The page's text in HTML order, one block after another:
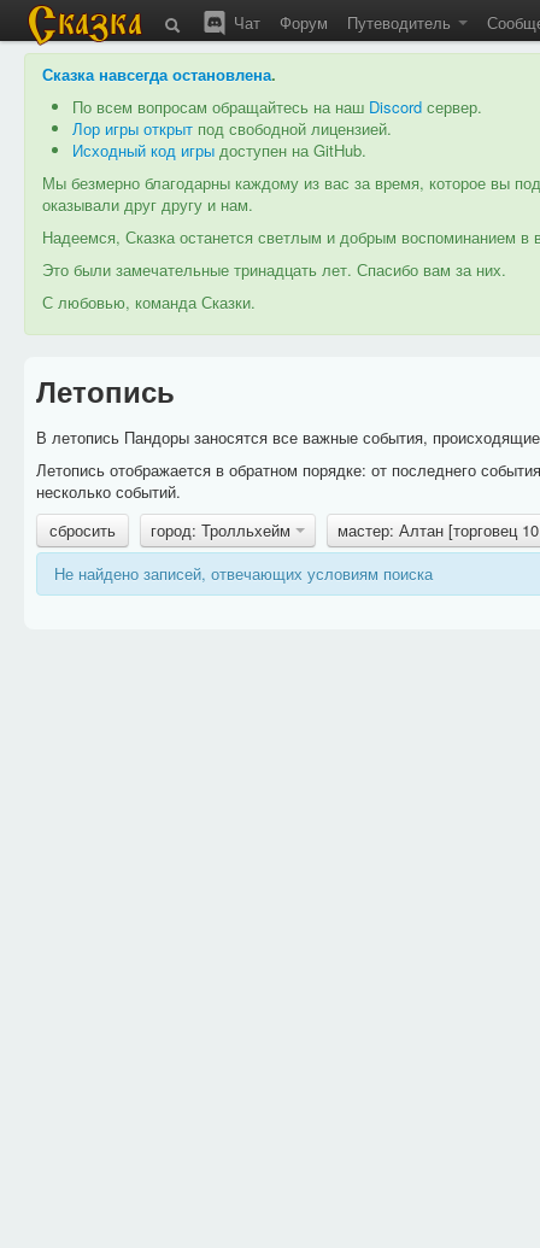
Чат Форум Путеводитель
Сказка навсегда остановлена.
По всем вопросам обращайтесь на наш Discord сервер.
Лор игры открыт под свободной лицензией.
Исходный код игры доступен на GitHub.
Мы безмерно благодарны каждому из вас за время, которое вы
оказывали друг другу и нам.
Надеемся, Сказка останется светлым и добрым воспоминанием
Это были замечательные тринадцать лет. Спасибо вам за них.
С любовью, команда Сказки.
Летопись
В летопись Пандоры заносятся все важные события,
Летопись отображается в обратном порядке: от последнего
несколько событий.
сбросить
город: Тролльхейм
мастер: Алтан [торговец
Не найдено записей, отвечающих условиям поиска